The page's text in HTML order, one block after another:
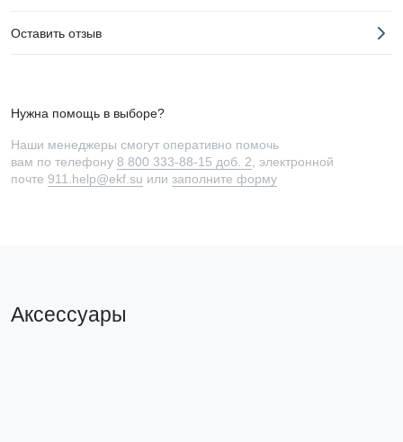
Оставить отзыв
Нужна помощь в выборе?
Наши менеджеры смогут оперативно помочь
вам по телефону 8 800 333-88-15 доб. 2 , электронной
почте 911.help@ekf.su или заполните форму
Аксессуары